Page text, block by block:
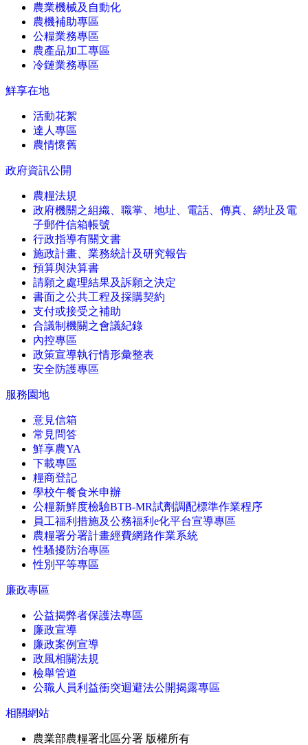
農業機械及自動化
農機補助專區
公糧業務專區
農產品加工專區
冷鏈業務專區
鮮享在地
活動花絮
達人專區
農情懷舊
政府資訊公開
農糧法規
政府機關之組織、職掌、地址、電話、傳真、網址及電
子郵件信箱帳號
行政指導有關文書
施政計畫、業務統計及研究報告
預算與決算書
請願之處理結果及訴願之決定
書面之公共工程及採購契約
支付或接受之補助
合議制機關之會議紀錄
內控專區
政策宣導執行情形彙整表
安全防護專區
服務園地
意見信箱
常見問答
鮮享農YA
下載專區
糧商登記
學校午餐食米申辦
公糧新鮮度檢驗BTB-MR試劑調配標準作業程序
員工福利措施及公務福利e化平台宣導專區
農糧署分署計畫經費網路作業系統
性騷擾防治專區
性別平等專區
廉政專區
公益揭弊者保護法專區
廉政宣導
廉政案例宣導
政風相關法規
檢舉管道
公職人員利益衝突迴避法公開揭露專區
相關網站
農業部農糧署北區分署 版權所有